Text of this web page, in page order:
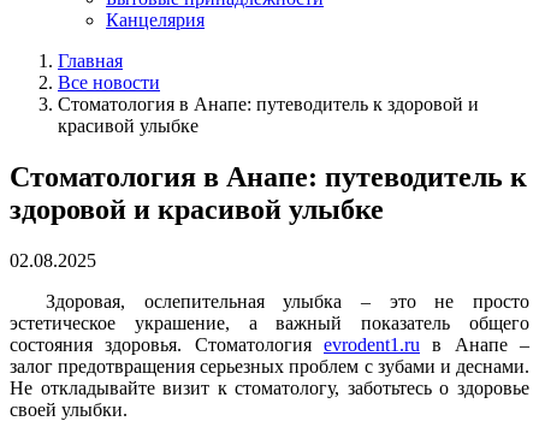
Канцелярия
Главная
Все новости
Стоматология в Анапе: путеводитель к здоровой и
красивой улыбке
Стоматология в Анапе: путеводитель к
здоровой и красивой улыбке
02.08.2025
Здоровая, ослепительная улыбка – это не просто
эстетическое украшение, а важный показатель общего
состояния здоровья. Стоматология evrodent1.ru в Анапе –
залог предотвращения серьезных проблем с зубами и деснами.
Не откладывайте визит к стоматологу, заботьтесь о здоровье
своей улыбки.